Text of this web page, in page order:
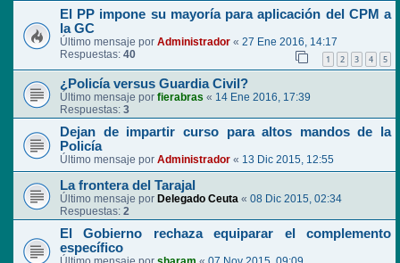
El PP impone su mayoría para aplicación del CPM a
la GC
Último mensaje por Administrador « 27 Ene 2016, 14:17
Respuestas: 40 1 2 3 4 5
¿Policía versus Guardia Civil?
Último mensaje por fierabras « 14 Ene 2016, 17:39
Respuestas: 3
Dejan de impartir curso para altos mandos de la
Policía
Último mensaje por Administrador « 13 Dic 2015, 12:55
La frontera del Tarajal
Último mensaje por Delegado Ceuta « 08 Dic 2015, 02:34
Respuestas: 2
El Gobierno rechaza equiparar el complemento
específico